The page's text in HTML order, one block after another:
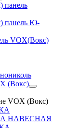
панель
панель Ю-
VOX(Вокс)
(Вокс)
VOX (Вокс)
НАВЕСНАЯ